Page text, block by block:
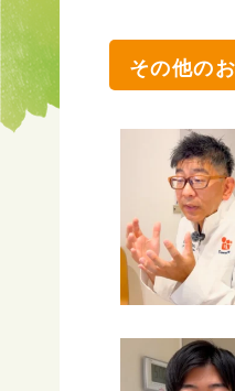
その他の